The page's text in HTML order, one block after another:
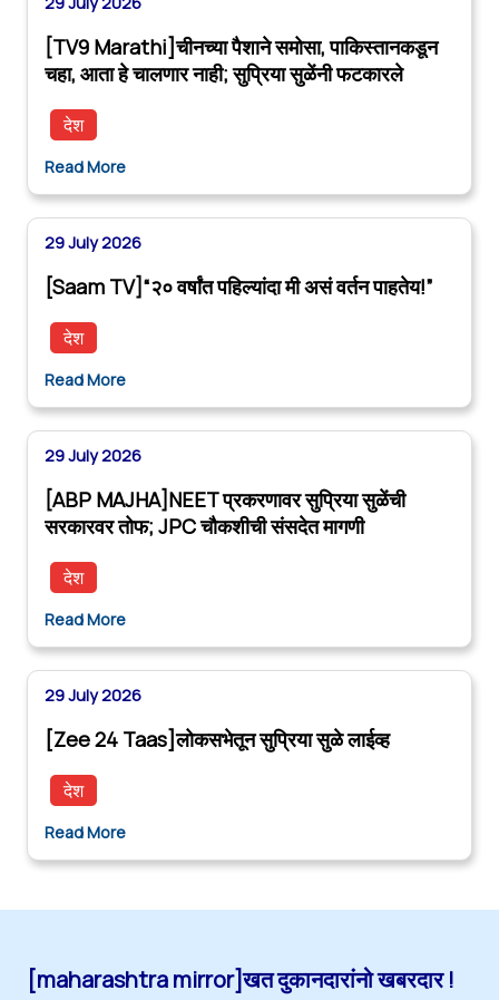
[TV9 Marathi]चीनच्या पैशाने समोसा, पाकिस्तानकडून
चहा, आता हे चालणार नाही; सुप्रिया सुळेंनी फटकारले
देश
Read More
29 July 2026
[Saam TV]“२० वर्षांत पहिल्यांदा मी असं वर्तन पाहतेय!”
देश
Read More
29 July 2026
[ABP MAJHA]NEET प्रकरणावर सुप्रिया सुळेंची
सरकारवर तोफ; JPC चौकशीची संसदेत मागणी
देश
Read More
29 July 2026
[Zee 24 Taas]लोकसभेतून सुप्रिया सुळे लाईव्ह
देश
Read More
[maharashtra mirror]खत दुकानदारांनो खबरदार !